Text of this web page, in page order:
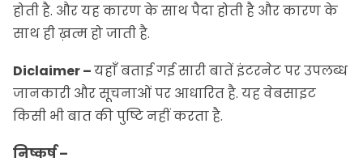
होती है. और यह कारण के साथ पैदा होती है और कारण के
साथ ही ख़त्म हो जाती है.
Diclaimer –यहाँ बताई गई सारी बातें इंटरनेट पर उपलब्ध
जानकारी और सूचनाओं पर आधारित है. यह वेबसाइट
किसी भी बात की पुष्टि नहीं करता है.
निष्कर्ष –